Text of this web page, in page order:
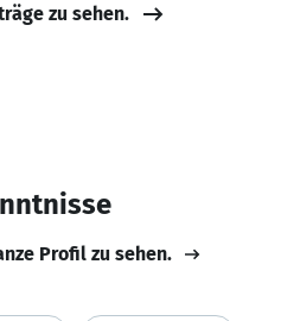
zu sehen.
Profil zu sehen.